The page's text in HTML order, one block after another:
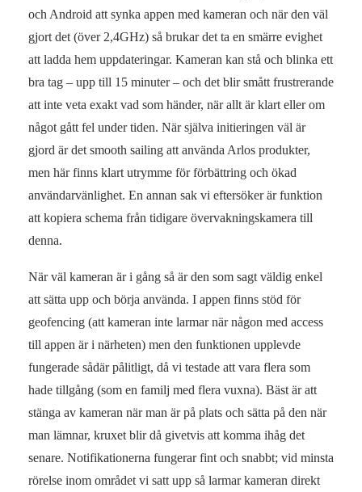
och Android att synka appen med kameran och när den väl
gjort det (över 2,4GHz) så brukar det ta en smärre evighet
att ladda hem uppdateringar. Kameran kan stå och blinka ett
bra tag – upp till 15 minuter – och det blir smått frustrerande
att inte veta exakt vad som händer, när allt är klart eller om
något gått fel under tiden. När själva initieringen väl är
gjord är det smooth sailing att använda Arlos produkter,
men här finns klart utrymme för förbättring och ökad
användarvänlighet. En annan sak vi eftersöker är funktion
att kopiera schema från tidigare övervakningskamera till
denna.
När väl kameran är i gång så är den som sagt väldig enkel
att sätta upp och börja använda. I appen finns stöd för
geofencing (att kameran inte larmar när någon med access
till appen är i närheten) men den funktionen upplevde
fungerade sådär pålitligt, då vi testade att vara flera som
hade tillgång (som en familj med flera vuxna). Bäst är att
stänga av kameran när man är på plats och sätta på den när
man lämnar, kruxet blir då givetvis att komma ihåg det
senare. Notifikationerna fungerar fint och snabbt; vid minsta
rörelse inom området vi satt upp så larmar kameran direkt